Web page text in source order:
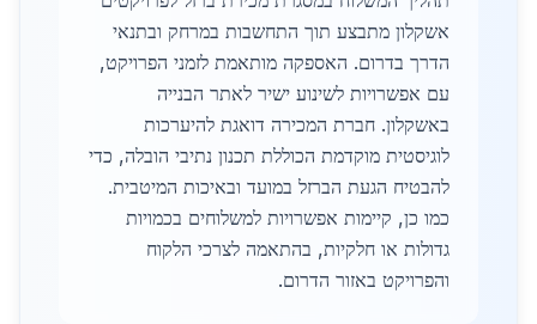
אשקלון מתבצע תוך התחשבות במרחק ובתנאי
הדרך בדרום. האספקה מותאמת לזמני הפרויקט,
עם אפשרויות לשינוע ישיר לאתר הבנייה
באשקלון. חברת המכירה דואגת להיערכות
לוגיסטית מוקדמת הכוללת תכנון נתיבי הובלה, כדי
להבטיח הגעת הברזל במועד ובאיכות המיטבית.
כמו כן, קיימות אפשרויות למשלוחים בכמויות
גדולות או חלקיות, בהתאמה לצרכי הלקוח
והפרויקט באזור הדרום.